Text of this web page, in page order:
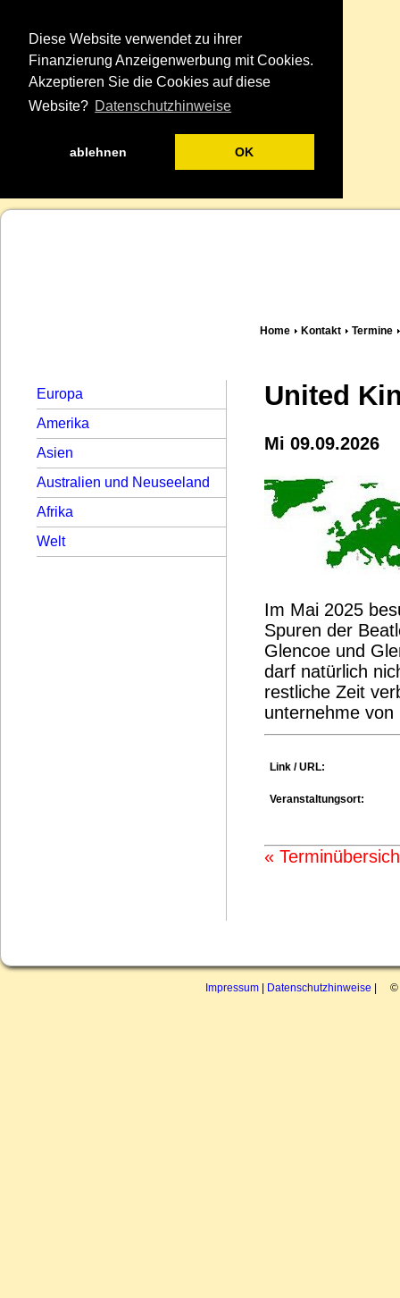
Diese Website verwendet zu ihrer
Finanzierung Anzeigenwerbung mit Cookies.
Akzeptieren Sie die Cookies auf diese
Website? Datenschutzhinweise
ablehnen OK
Home Kontakt Termine
Europa
Amerika
Asien
Australien und Neuseeland
Afrika
Welt
United
Mi 09.09.2026
Im Mai 2025
Spuren der
Glencoe und
darf natürlich
restliche Zeit
unternehme von
Link / URL:
Veranstaltungsort:
«
Impressum | Datenschutzhinweise | ©